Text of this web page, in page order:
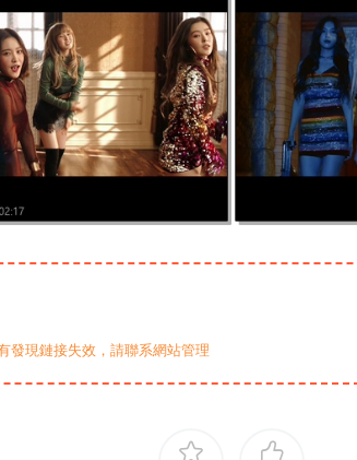
發現鏈接失效，請聯系網站管理